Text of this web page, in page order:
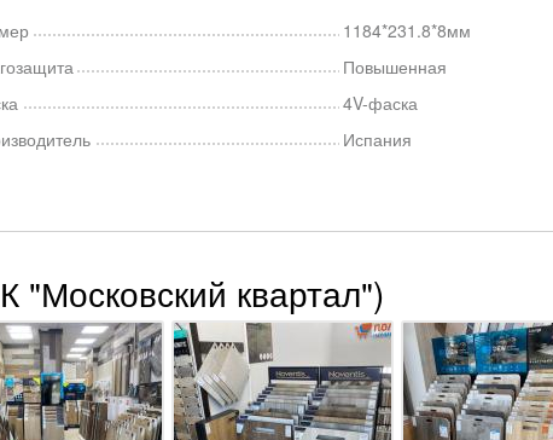
1184*231.8*8мм
Повышенная
4V-фаска
Испания
квартал")